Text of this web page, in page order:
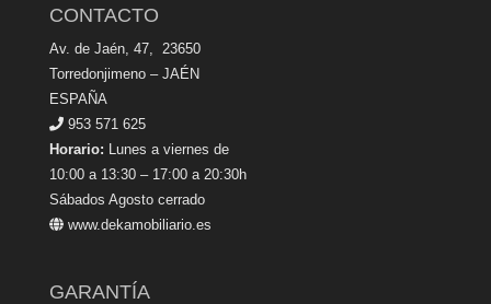
CONTACTO
Av. de Jaén, 47, 23650
Torredonjimeno – JAÉN
ESPAÑA
953 571 625
Horario: Lunes a viernes de
10:00 a 13:30 – 17:00 a 20:30h
Sábados Agosto cerrado
www.dekamobiliario.es
GARANTÍA